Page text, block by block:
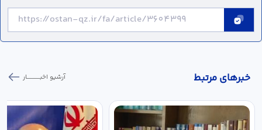
خبر‌های مرتبط آرشیو اخبـــــــــــار